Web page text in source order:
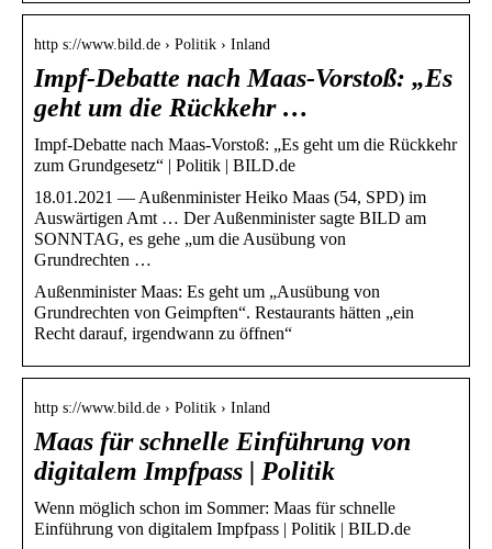
http s://www.bild.de › Politik › Inland
Impf-Debatte nach Maas-Vorstoß: „Es
geht um die Rückkehr …
Impf-Debatte nach Maas-Vorstoß: „Es geht um die Rückkehr
zum Grundgesetz“ | Politik | BILD.de
18.01.2021 — Außenminister Heiko Maas (54, SPD) im
Auswärtigen Amt … Der Außenminister sagte BILD am
SONNTAG, es gehe „um die Ausübung von
Grundrechten …
Außenminister Maas: Es geht um „Ausübung von
Grundrechten von Geimpften“. Restaurants hätten „ein
Recht darauf, irgendwann zu öffnen“
http s://www.bild.de › Politik › Inland
Maas für schnelle Einführung von
digitalem Impfpass | Politik
Wenn möglich schon im Sommer: Maas für schnelle
Einführung von digitalem Impfpass | Politik | BILD.de